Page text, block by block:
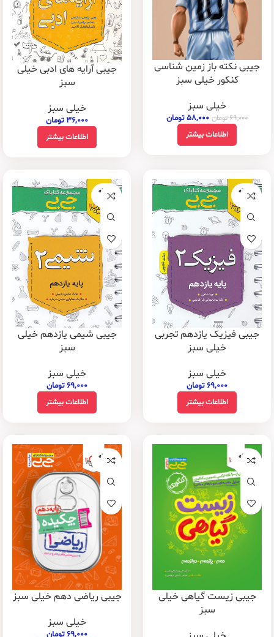
جیبی نکته باز زمین شناسی
کنکور خیلی سبز
خیلی سبز
۶۹,۰۰۰تومان ۵۸,۰۰۰ تومان
اطلاعات بیشتر
جیبی آرایه های ادبی خیلی
سبز
خیلی سبز
۳۶,۰۰۰ تومان
اطلاعات بیشتر
فروخته
شده
جیبی فیزیک یازدهم تجربی
خیلی سبز
خیلی سبز
۶۹,۰۰۰ تومان
اطلاعات بیشتر
فروخته
شده
جیبی شیمی یازدهم خیلی
سبز
خیلی سبز
۶۹,۰۰۰ تومان
اطلاعات بیشتر
فروخته
شده
جیبی زیست گیاهی خیلی
سبز
فروخته
شده
جیبی ریاضی دهم خیلی سبز
خیلی سبز
۶۹,۰۰۰ تومان